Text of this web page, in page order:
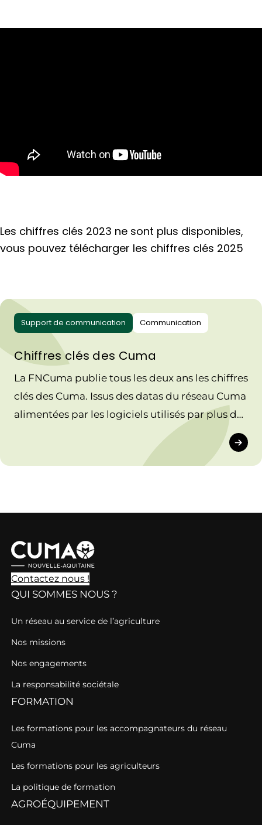
Les chiffres clés 2023 ne sont plus disponibles,
vous pouvez télécharger les chiffres clés 2025
Support de communication Communication
Chiffres clés des Cuma
La FNCuma publie tous les deux ans les chiffres
clés des Cuma. Issus des datas du réseau Cuma
alimentées par les logiciels utilisés par plus de
90 % des Cuma, ils montrent toute la
dynamique de ces coopératives dans le
paysage agricole français.
Contactez nous !
QUI SOMMES NOUS ?
Un réseau au service de l’agriculture
Nos missions
Nos engagements
La responsabilité sociétale
FORMATION
Les formations pour les accompagnateurs du réseau
Cuma
Les formations pour les agriculteurs
La politique de formation
AGROÉQUIPEMENT